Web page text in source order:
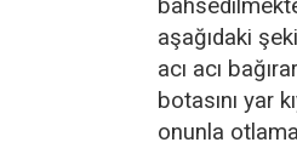
aşağıdaki
acı acı
botasını yar
onunla